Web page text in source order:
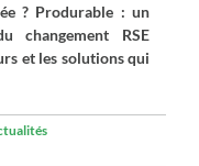
? Produrable : un
changement RSE
et les solutions qui